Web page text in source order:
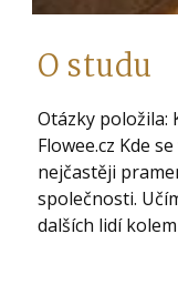
O studu
Otázky položila:
Flowee.cz Kde
nejčastěji
společnosti.
dalších lidí